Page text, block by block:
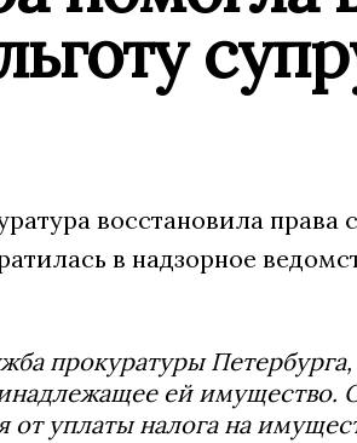
восстановила
в надзорное
прокуратуры
ей имущество.
от уплаты налога на